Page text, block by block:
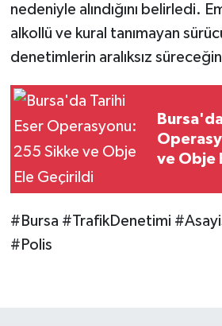
nedeniyle alındığını belirledi.
alkollü ve kural tanımayan
denetimlerin aralıksız
ve Obje
#Bursa #TrafikDenetimi
#Polis